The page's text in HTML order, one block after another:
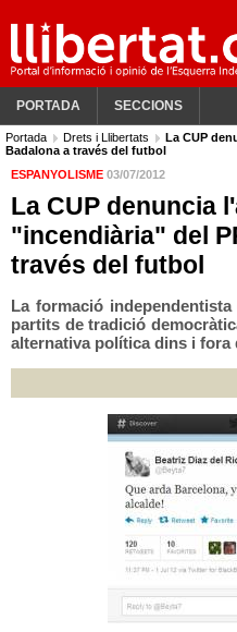
PORTADA SECCIONS
Portada Drets i Llibertats
La CUP
Badalona a través del futbol
ESPANYOLISME 03/07/2012
La CUP denuncia
"incendiària" del
través del futbol
La formació
partits de tradició
alternativa política dins i fora